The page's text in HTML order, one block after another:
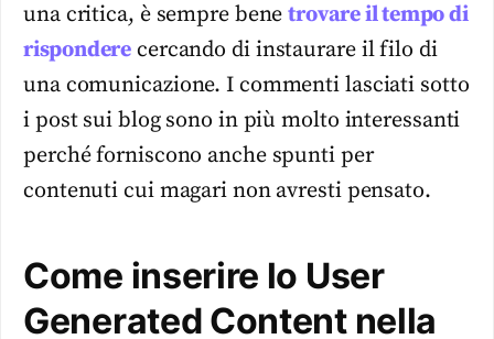
una critica, è sempre benetrovare il tempo di
rispondere cercando di instaurare il filo di
una comunicazione. I commenti lasciati sotto
i post sui blog sono in più molto interessanti
perché forniscono anche spunti per
contenuti cui magari non avresti pensato.
Come inserire lo User
Generated Content nella